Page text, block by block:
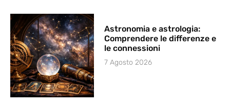
Astronomia e astrologia:
Comprendere le differenze e
le connessioni
7 Agosto 2026